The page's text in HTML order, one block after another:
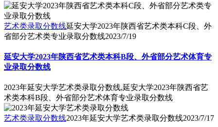
艺术类录取分数线延安大学2023年陕西省艺术类本科C段、外
省部分艺术类专业录取分数线2023/7/19
延安大学2023年陕西省艺术类本科B段、外省部分艺术体育专
业录取分数线
2023年延安大学艺术类录取分数线,延安大学2023年陕西省艺
术类本科B段、外省部分艺术体育专业录取分数线
艺术类录取分数线2023年延安大学艺术类录取分数线2023/7/17